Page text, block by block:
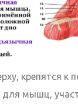
крепятся к
мышц,